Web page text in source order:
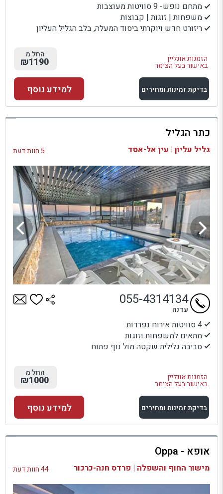
מתחם נופש- 9 סוויטות מעוצבות
משפחות | זוגות | קבוצות
ריזורט חדש ויוקרתי ביסוד המעלה, בלב הגליל העליון
הזמנות אונליין
באישור בעל הצימר
החל מ
₪1190
בדיקת זמינות ומחירים
למתחם זה
בדיקת זמינות ומחירים
למידע נוסף
כתר הגליל
גליל עליון | עין אל-אסד 5 חוות דעת
4 סוויטות אירוח נפרדות
מתאים למשפחות וזוגות
סביבה גלילית שקטה מול נוף פתוח
הזמנות אונליין
באישור בעל הצימר
055-4314134
עדנה
החל מ
₪1000
בדיקת זמינות ומחירים
למתחם זה
בדיקת זמינות ומחירים
למידע נוסף
אופא - Oppa
מישור החוף והשפלה | פרדס חנה-כרכור 44 חוות דעת